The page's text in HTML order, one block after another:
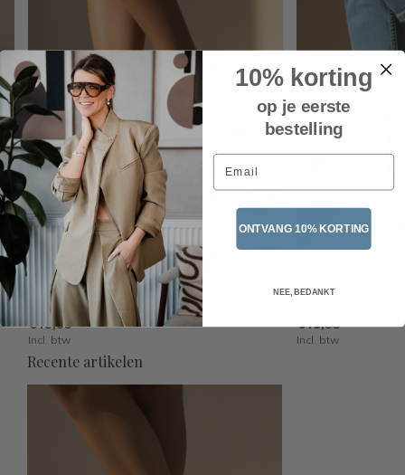
Sandaal open teen hakje CL085 – Brown
€49,95
Incl. btw
Sandaal open
€49,95
Incl. btw
Recente artikelen
10% korting
op je eerste
bestelling
Email
ONTVANG 10% KORTING
NEE, BEDANKT